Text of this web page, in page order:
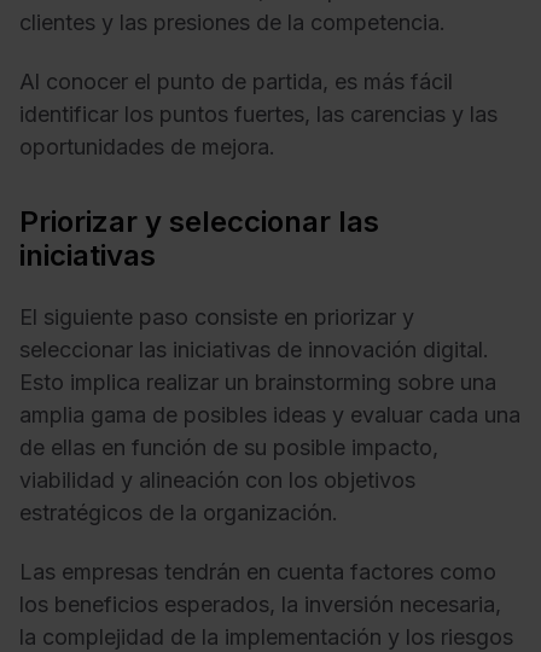
clientes y las presiones de la competencia.
Al conocer el punto de partida, es más fácil
identificar los puntos fuertes, las carencias y las
oportunidades de mejora.
Priorizar y seleccionar las
iniciativas
El siguiente paso consiste en priorizar y
seleccionar las iniciativas de innovación digital.
Esto implica realizar un brainstorming sobre una
amplia gama de posibles ideas y evaluar cada una
de ellas en función de su posible impacto,
viabilidad y alineación con los objetivos
estratégicos de la organización.
Las empresas tendrán en cuenta factores como
los beneficios esperados, la inversión necesaria,
la complejidad de la implementación y los riesgos